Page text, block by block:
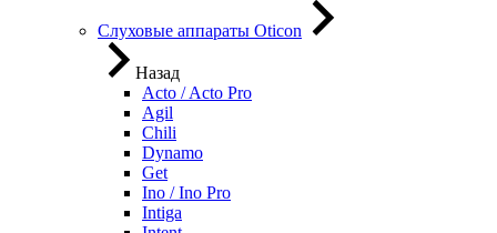
Слуховые аппараты Oticon
Назад
Acto / Acto Pro
Agil
Chili
Dynamo
Get
Ino / Ino Pro
Intiga